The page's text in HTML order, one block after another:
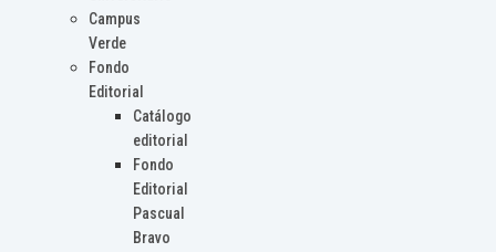
Campus
Verde
Fondo
Editorial
Catálogo
editorial
Fondo
Editorial
Pascual
Bravo